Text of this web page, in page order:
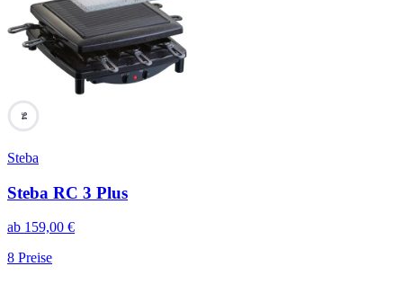
94
Steba
Steba RC 3 Plus
ab 159,00 €
8 Preise